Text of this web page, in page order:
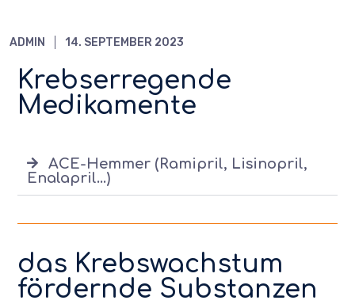
ADMIN 14. SEPTEMBER 2023
Krebserregende
Medikamente
ACE-Hemmer (Ramipril, Lisinopril,
Enalapril...)
das Krebswachstum
fördernde Substanzen